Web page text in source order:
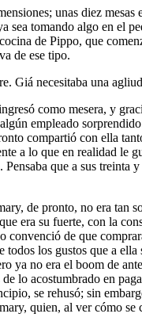
unas diez mesas
sea tomando algo en el
de Pippo, que
de ese tipo.
Giá necesitaba una
como mesera, y
empleado
compartió con ella
a lo que en realidad le
que a sus treinta
de pronto, no era tan
era su fuerte, con la
convenció de que
los gustos que a ella
ya no era el boom de
lo acostumbrado en
se rehusó; sin
quien, al ver cómo se